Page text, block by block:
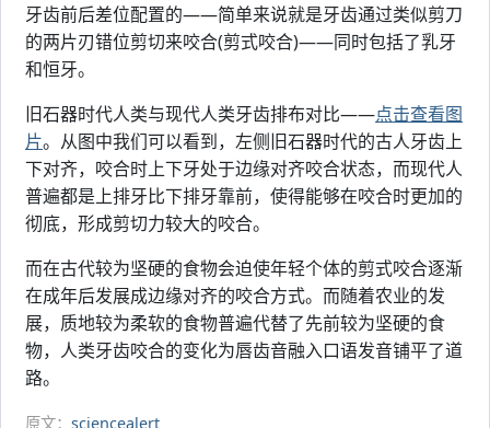
牙齿前后差位配置的——简单来说就是牙齿通过类似剪刀
的两片刃错位剪切来咬合(剪式咬合)——同时包括了乳牙
和恒牙。
旧石器时代人类与现代人类牙齿排布对比——点击查看图
片。从图中我们可以看到，左侧旧石器时代的古人牙齿上
下对齐，咬合时上下牙处于边缘对齐咬合状态，而现代人
普遍都是上排牙比下排牙靠前，使得能够在咬合时更加的
彻底，形成剪切力较大的咬合。
而在古代较为坚硬的食物会迫使年轻个体的剪式咬合逐渐
在成年后发展成边缘对齐的咬合方式。而随着农业的发
展，质地较为柔软的食物普遍代替了先前较为坚硬的食
物，人类牙齿咬合的变化为唇齿音融入口语发音铺平了道
路。
原文： sciencealert